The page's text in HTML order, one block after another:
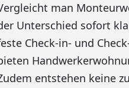
man
Unterschied sofort
Check-in- und
entstehen keine